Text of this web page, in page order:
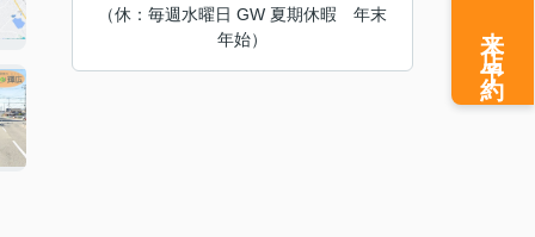
（休：毎週水曜日 GW 夏期休暇 年末
年始）
来店予約